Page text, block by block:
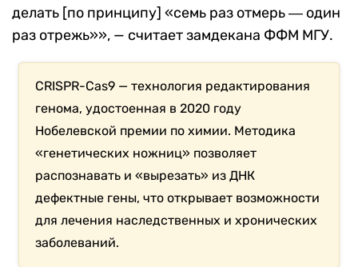
делать [по принципу] «семь раз отмерь ― один
раз отрежь»», — считает замдекана ФФМ МГУ.
CRISPR-Cas9 — технология редактирования
генома, удостоенная в 2020 году
Нобелевской премии по химии. Методика
«генетических ножниц» позволяет
распознавать и «вырезать» из ДНК
дефектные гены, что открывает возможности
для лечения наследственных и хронических
заболеваний.